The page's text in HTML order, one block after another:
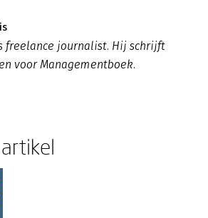
freelance journalist. Hij schrijft
voor Managementboek.